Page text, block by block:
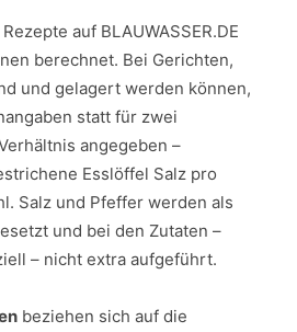
auf BLAUWASSER.DE
berechnet. Bei Gerichten,
und gelagert werden können,
statt für zwei
angegeben –
Esslöffel Salz pro
Salz und Pfeffer werden als
und bei den Zutaten –
– nicht extra aufgeführt.
beziehen sich auf die